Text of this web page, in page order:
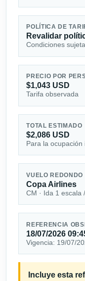
POLÍTICA DE
Revalidar
Condiciones
PRECIO POR
$1,043 USD
Tarifa observada
TOTAL ESTIMADO
$2,086 USD
Para la ocupación
VUELO REDONDO
Copa Airlines
CM · Ida 1 escala
REFERENCIA
18/07/2026
Vigencia: 19/07/
Incluye esta